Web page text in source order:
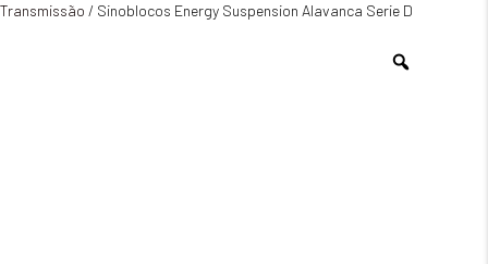
Transmissão / Sinoblocos Energy Suspension Alavanca Serie D